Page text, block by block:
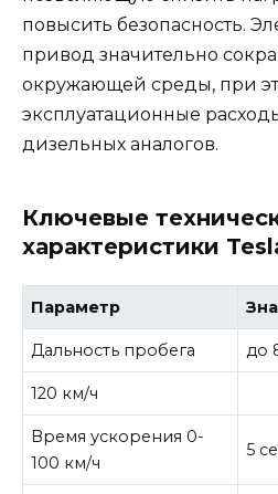
повысить безопасность.
привод значительно
окружающей среды, при
эксплуатационные
дизельных аналогов.
Ключевые
характеристики
Параметр
Дальность пробега до
120 км/ч
Время ускорения 0-
100 км/ч
5